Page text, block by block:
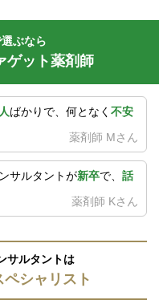
ぶなら
ゲット薬剤師
ばかりで、何となく 不安
薬剤師 Mさん
サルタントが新卒で、 話
薬剤師 Kさん
サルタントは
ペシャリスト